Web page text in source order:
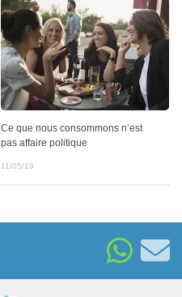
Ce que nous consommons n’est
pas affaire politique
11/05/19